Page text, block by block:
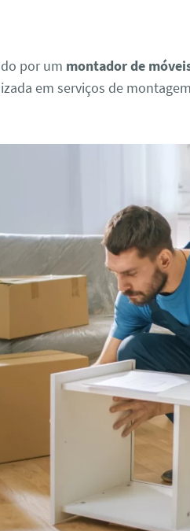
por um montador de
em serviços de